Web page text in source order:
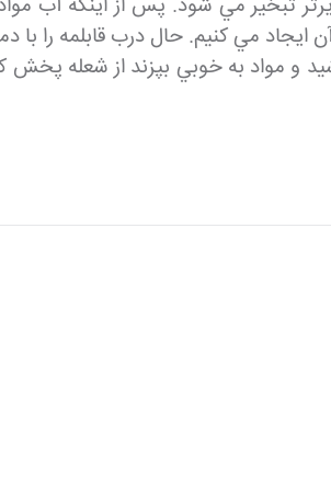
مي كنيم. حال درب قابلمه را با
و مواد به خوبي بپزند از شعله